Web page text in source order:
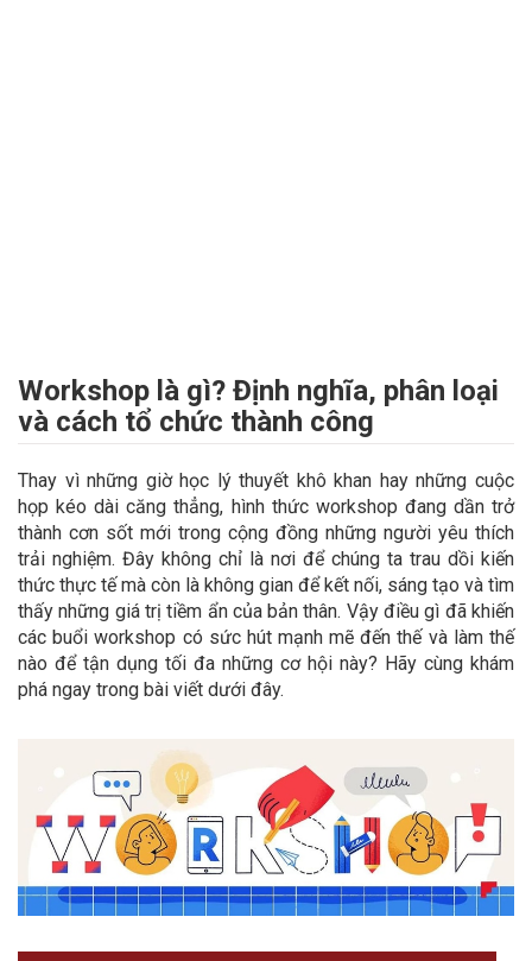
Workshop là gì? Định nghĩa, phân loại
và cách tổ chức thành công
Thay vì những giờ học lý thuyết khô khan hay những cuộc
họp kéo dài căng thẳng, hình thức workshop đang dần trở
thành cơn sốt mới trong cộng đồng những người yêu thích
trải nghiệm. Đây không chỉ là nơi để chúng ta trau dồi kiến
thức thực tế mà còn là không gian để kết nối, sáng tạo và tìm
thấy những giá trị tiềm ẩn của bản thân. Vậy điều gì đã khiến
các buổi workshop có sức hút mạnh mẽ đến thế và làm thế
nào để tận dụng tối đa những cơ hội này? Hãy cùng khám
phá ngay trong bài viết dưới đây.